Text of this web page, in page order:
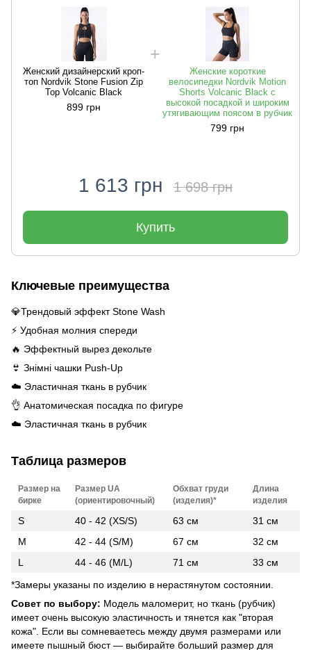
Женский дизайнерский кроп-
топ Nordvik Stone Fusion Zip
Top Volcanic Black
899 грн
Женские короткие
велосипедки Nordvik Motion
Shorts Volcanic Black с
высокой посадкой и широким
утягивающим поясом в рубчик
799 грн
1 613 грн 1 698 грн
Купить
Ключевые преимущества
💎Трендовый эффект Stone Wash
⚡️ Удобная молния спереди
🔥 Эффектный вырез декольте
👙 Знімні чашки Push-Up
☁️ Эластичная ткань в рубчик
👌 Анатомическая посадка по фигуре
☁️ Эластичная ткань в рубчик
Таблица размеров
Размер на
бирке
Размер UA
(ориентировочный)
Обхват груди
(изделия)*
Длина
изделия
S 40 - 42 (XS/S) 63 см
31 см
M
42 - 44 (S/M) 67 см
32 см
L
44 - 46 (M/L) 71 см
33 см
*Замеры указаны по изделию в нерастянутом состоянии.
Совет по выбору: Модель маломерит, но ткань (рубчик)
имеет очень высокую эластичность и тянется как "вторая
кожа". Если вы сомневаетесь между двумя размерами или
имеете пышный бюст — выбирайте больший размер для